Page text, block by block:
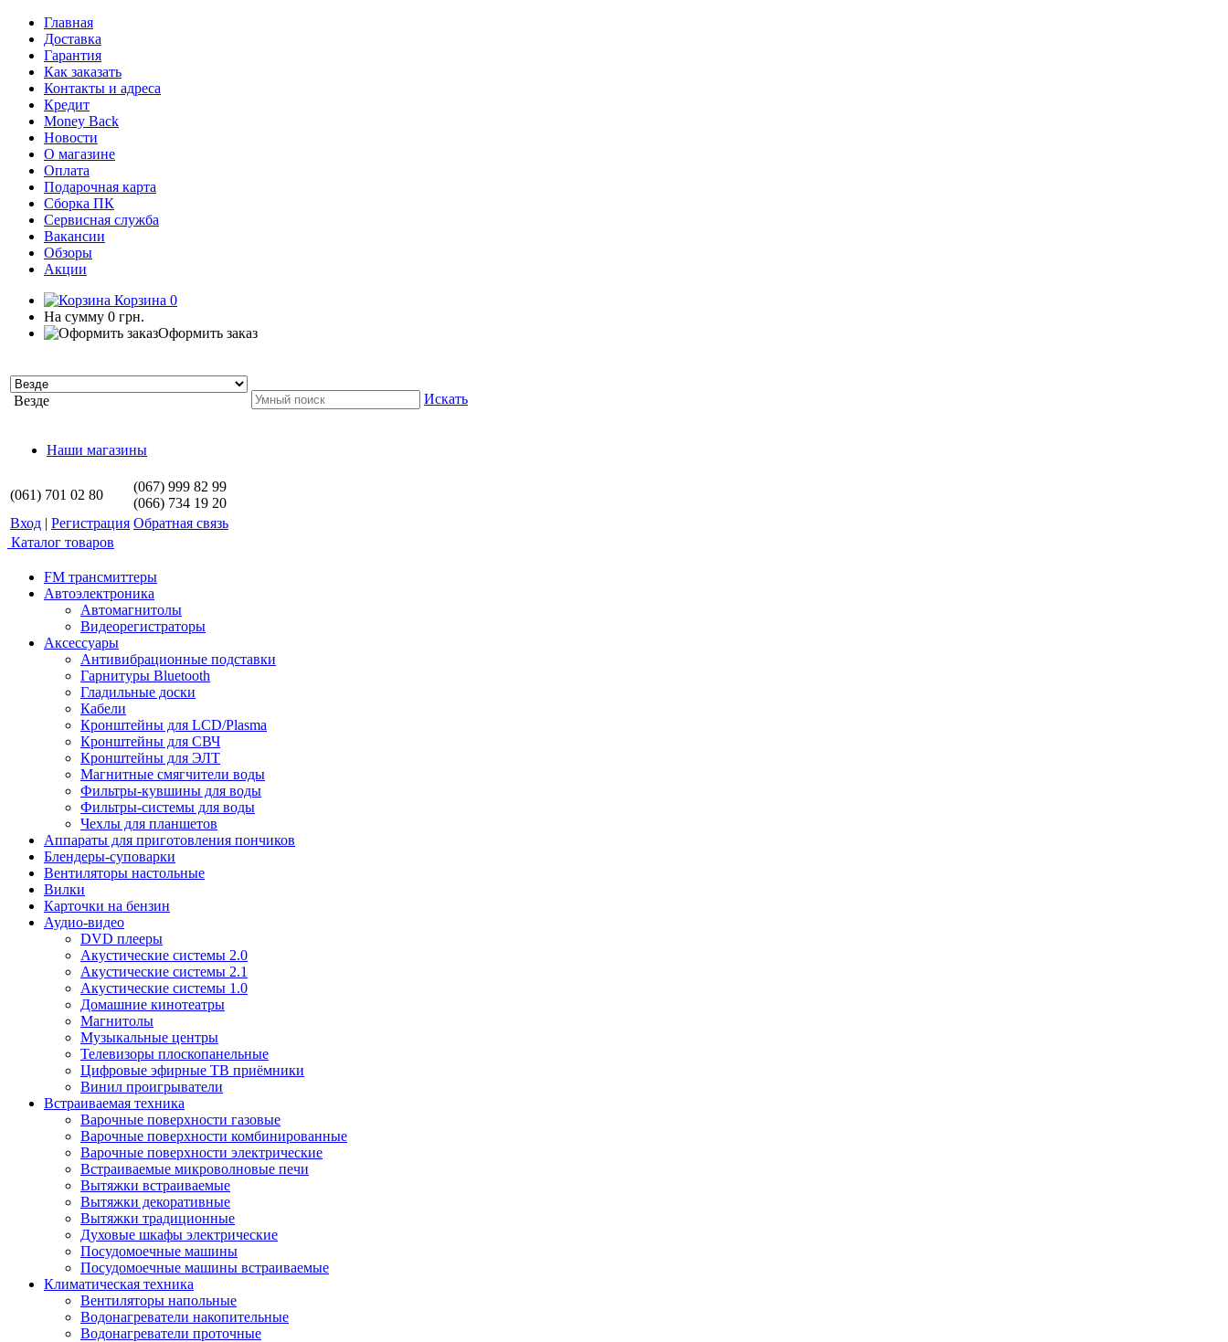
Главная
Доставка
Гарантия
Как заказать
Контакты и адреса
Кредит
Money Back
Новости
О магазине
Оплата
Подарочная карта
Сборка ПК
Сервисная служба
Вакансии
Обзоры
Акции
Корзина 0
На сумму 0 грн.
Оформить заказ
Везде Искать
Наши магазины
(061) 701 02 80
(067) 999 82 99
(066) 734 19 20
Вход | Регистрация Обратная связь
Каталог товаров
FM трансмиттеры
Автоэлектроника
Автомагнитолы
Видеорегистраторы
Аксессуары
Антивибрационные подставки
Гарнитуры Bluetooth
Гладильные доски
Кабели
Кронштейны для LCD/Plasma
Кронштейны для СВЧ
Кронштейны для ЭЛТ
Магнитные смягчители воды
Фильтры-кувшины для воды
Фильтры-системы для воды
Чехлы для планшетов
Аппараты для приготовления пончиков
Блендеры-суповарки
Вентиляторы настольные
Вилки
Карточки на бензин
Аудио-видео
DVD плееры
Акустические системы 2.0
Акустические системы 2.1
Акустические системы 1.0
Домашние кинотеатры
Магнитолы
Музыкальные центры
Телевизоры плоскопанельные
Цифровые эфирные ТВ приёмники
Винил проигрыватели
Встраиваемая техника
Варочные поверхности газовые
Варочные поверхности комбинированные
Варочные поверхности электрические
Встраиваемые микроволновые печи
Вытяжки встраиваемые
Вытяжки декоративные
Вытяжки традиционные
Духовые шкафы электрические
Посудомоечные машины
Посудомоечные машины встраиваемые
Климатическая техника
Вентиляторы напольные
Водонагреватели накопительные
Водонагреватели проточные